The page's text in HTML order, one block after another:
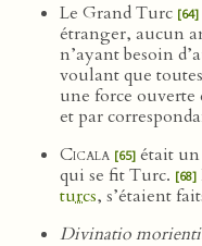
Le Grand Turc [64]
étranger, aucun
n’ayant besoin
voulant que
une force ouverte
et par
Cicala [65] était
qui se fit Turc. [68]
turcs, s’étaient
Divinatio